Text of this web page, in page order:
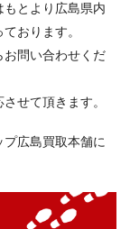
もとより広島県内
おります。
お問い合わせくだ
せて頂きます。
広島買取本舗に